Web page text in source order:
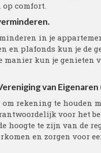
comfort.
in je
en plafonds kun je de
kun je genieten
van Eigenaren
rekening te houden
voor het
hoogte te zijn van de
en zorgen voor